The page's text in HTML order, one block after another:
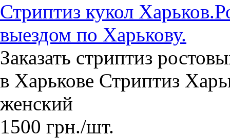
Стриптиз кукол
выездом по Харькову.
Заказать стриптиз
в Харькове Стриптиз
женский
1500 грн./шт.